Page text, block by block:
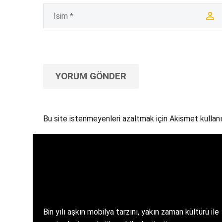
YORUM GÖNDER
Bu site istenmeyenleri azaltmak için Akismet
Bin yılı aşkın mobilya tarzını, yakın zaman kültürü ile